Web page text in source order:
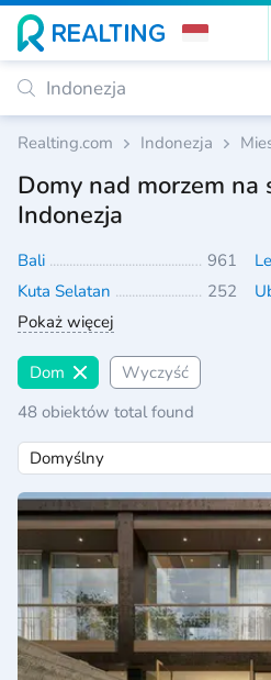
Realting.com Indonezja
Domy nad morzem na
Indonezja
Bali 961
Kuta Selatan
252
Pokaż więcej
Dom
Wyczyść
48 obiektów total found